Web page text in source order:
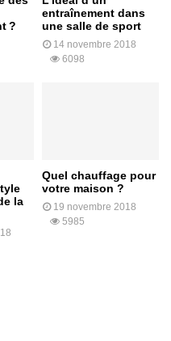
?
entraînement dans
une salle de sport
14 novembre 2018
6098
la
Quel chauffage pour
votre maison ?
19 novembre 2018
5985